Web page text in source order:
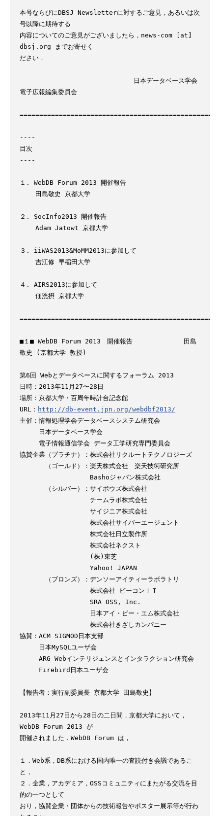
本号ならびにDBSJ Newsletterに対するご意見，あるいは次
号以降に期待する
内容についてのご意見がございましたら，news-com [at]
dbsj.org までお寄せく
ださい．
電子広報編集委員会
----
目次
----
１. WebDB Forum 2013 開催報告
２. SocInfo2013 開催報告
３. iiWAS2013&MoMM2013に参加して
４. AIRS2013に参加して
■１■ WebDB Forum 2013　開催報告             田島
敬史 (京都大学 教授)
第6回 Webとデータベースに関するフォーラム 2013
日時：2013年11月27〜28日
場所：京都大学・百周年時計台記念館
URL： http://db-event.jpn.org/webdbf2013/
主催：情報処理学会データベースシステム研究会
日本データベース学会
電子情報通信学会 データ工学研究専門委員会
協賛企業（プラチナ）：株式会社リクルートテクノロジーズ
（ゴールド）：楽天株式会社　楽天技術研究所
Bashoジャパン株式会社
（シルバー）：サイボウズ株式会社
チームラボ株式会社
サイジニア株式会社
株式会社サイバーエージェント
株式会社日立製作所
株式会社ネクスト
(株)東芝
Yahoo! JAPAN
（ブロンズ）：デンソーアイティーラボラトリ
株式会社 ビーコンＩＴ
SRA OSS, Inc.
日本アイ・ビー・エム株式会社
株式会社きざしカンパニー
協賛：ACM SIGMOD日本支部
日本MySQLユーザ会
ARG Webインテリジェンスとインタラクション研究会
Firebird日本ユーザ会
【報告者：実行副委員長 京都大学 田島敬史】
2013年11月27日から28日の二日間，京都大学において，
WebDB Forum 2013 が
開催されました．WebDB Forum は，
１．Web系，DB系における国内唯一の査読付き会議であるこ
と，
２．企業，アカデミア，OSSコミュニティにまたがる交流を目
的の一つとして
おり，協賛企業・団体からの技術報告やポスター展示等が行わ